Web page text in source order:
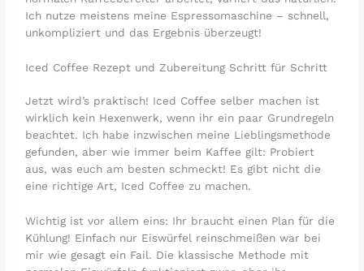
Ich nutze meistens meine Espressomaschine – schnell,
unkompliziert und das Ergebnis überzeugt!
Iced Coffee Rezept und Zubereitung Schritt für Schritt
Jetzt wird’s praktisch! Iced Coffee selber machen ist
wirklich kein Hexenwerk, wenn ihr ein paar Grundregeln
beachtet. Ich habe inzwischen meine Lieblingsmethode
gefunden, aber wie immer beim Kaffee gilt: Probiert
aus, was euch am besten schmeckt! Es gibt nicht die
eine richtige Art, Iced Coffee zu machen.
Wichtig ist vor allem eins: Ihr braucht einen Plan für die
Kühlung! Einfach nur Eiswürfel reinschmeißen war bei
mir wie gesagt ein Fail. Die klassische Methode mit